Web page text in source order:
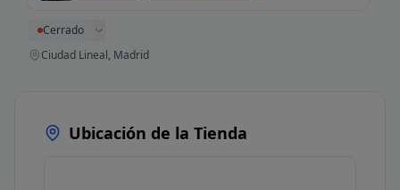
Cerrado
Ciudad Lineal, Madrid
Ubicación de la Tienda